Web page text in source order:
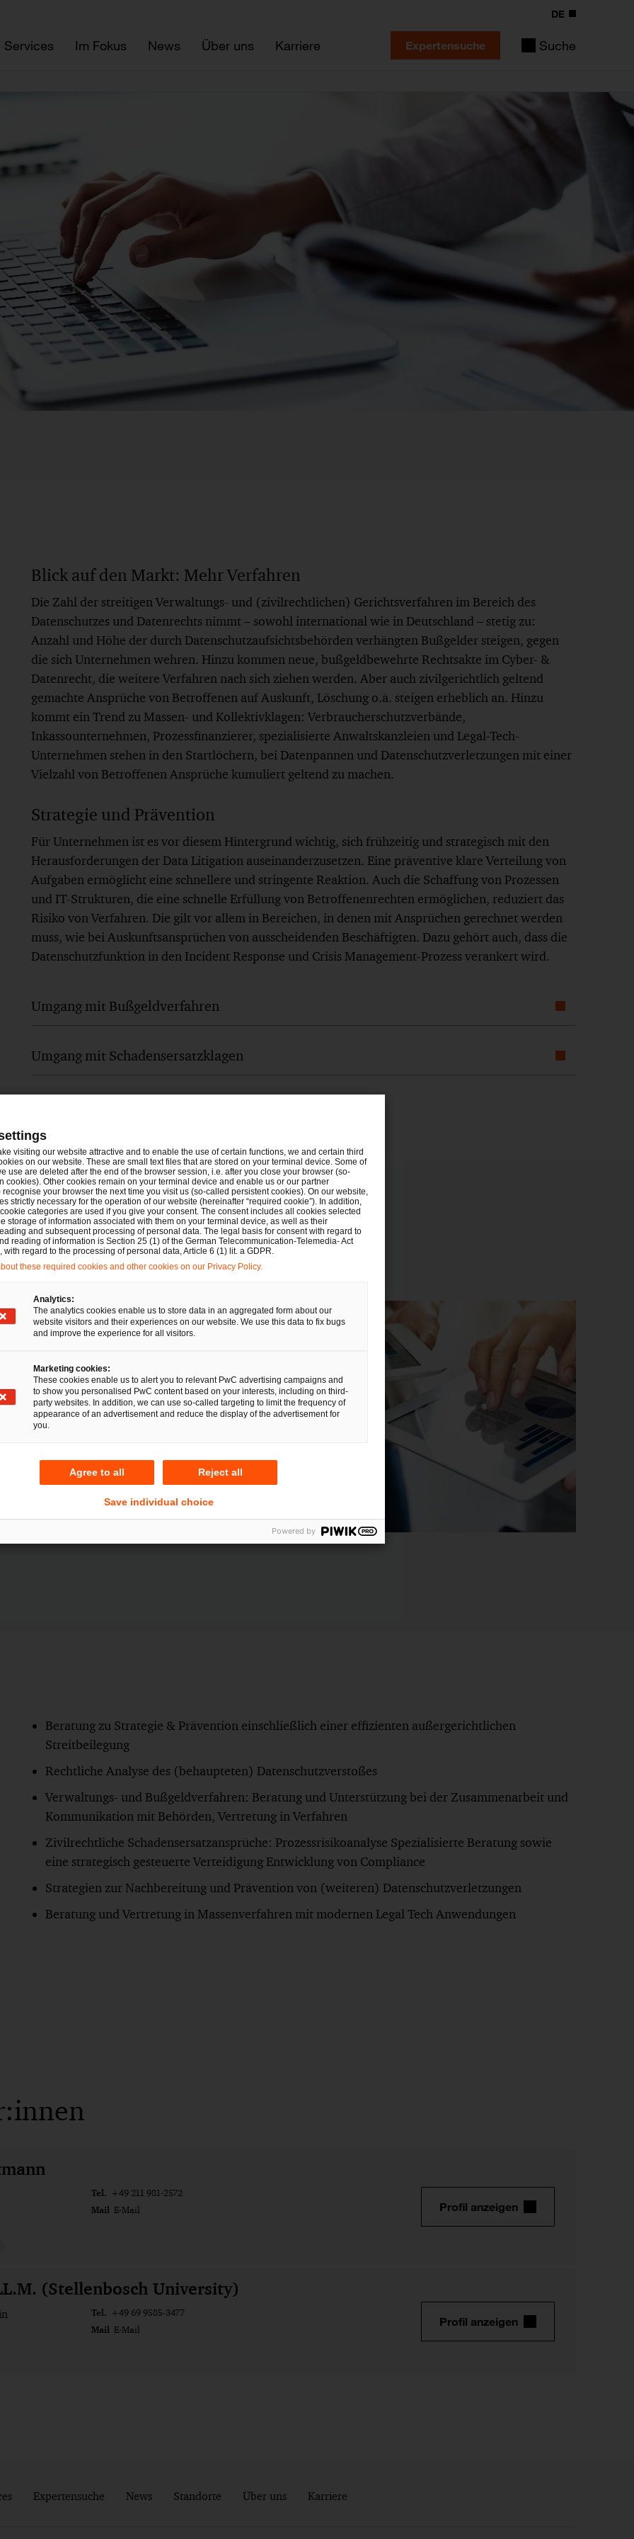
Services Im Fokus News Über uns Karriere
DE
Expertensuche Suche
Blick auf den Markt: Mehr Verfahren
Die Zahl der streitigen Verwaltungs- und (zivilrechtlichen) Gerichtsverfahren im Bereich des
Datenschutzes und Datenrechts nimmt – sowohl international wie in Deutschland – stetig zu:
Anzahl und Höhe der durch Datenschutzaufsichtsbehörden verhängten Bußgelder steigen, gegen
die sich Unternehmen wehren. Hinzu kommen neue, bußgeldbewehrte Rechtsakte im Cyber- &
Datenrecht, die weitere Verfahren nach sich ziehen werden. Aber auch zivilgerichtlich geltend
gemachte Ansprüche von Betroffenen auf Auskunft, Löschung o.ä. steigen erheblich an. Hinzu
kommt ein Trend zu Massen- und Kollektivklagen: Verbraucherschutzverbände,
Inkassounternehmen, Prozessfinanzierer, spezialisierte Anwaltskanzleien und Legal-Tech-
Unternehmen stehen in den Startlöchern, bei Datenpannen und Datenschutzverletzungen mit einer
Vielzahl von Betroffenen Ansprüche kumuliert geltend zu machen.
Strategie und Prävention
Für Unternehmen ist es vor diesem Hintergrund wichtig, sich frühzeitig und strategisch mit den
Herausforderungen der Data Litigation auseinanderzusetzen. Eine präventive klare Verteilung von
Aufgaben ermöglicht eine schnellere und stringente Reaktion. Auch die Schaffung von Prozessen
und IT-Strukturen, die eine schnelle Erfüllung von Betroffenenrechten ermöglichen, reduziert das
Risiko von Verfahren. Die gilt vor allem in Bereichen, in denen mit Ansprüchen gerechnet werden
muss, wie bei Auskunftsansprüchen von ausscheidenden Beschäftigten. Dazu gehört auch, dass die
Datenschutzfunktion in den Incident Response und Crisis Management-Prozess verankert wird.
Umgang mit Bußgeldverfahren
Umgang mit Schadensersatzklagen
von Legal Tech
Risiken für Unternehmen.
Knopfdruck“ geltend zu
potenzieller Kläger zusammen
Das Problem: Durch die große
entstehen erhebliche
müssen gesichtet,
viel Personal. Mit der
technologisch efﬁziente
Unsere Mandanten sparen
den vollen Überblick über
Beratung zu Strategie & Prävention einschließlich einer effizienten außergerichtlichen
Streitbeilegung
Rechtliche Analyse des (behaupteten) Datenschutzverstoßes
Verwaltungs- und Bußgeldverfahren: Beratung und Unterstützung bei der Zusammenarbeit und
Kommunikation mit Behörden, Vertretung in Verfahren
Zivilrechtliche Schadensersatzansprüche: Prozessrisikoanalyse Spezialisierte Beratung sowie
eine strategisch gesteuerte Verteidigung Entwicklung von Compliance
Strategien zur Nachbereitung und Prävention von (weiteren) Datenschutzverletzungen
Beratung und Vertretung in Massenverfahren mit modernen Legal Tech Anwendungen
Tel. +49 211 981-2572
Mail E-Mail
Profil anzeigen
(Stellenbosch University)
Tel. +49 69 9585-3477
Mail E-Mail
Profil anzeigen
Expertensuche News Standorte Über uns Karriere
visiting our website attractive and to enable the use of certain functions, we and certain third
on our website. These are small text files that are stored on your terminal device. Some of
use are deleted after the end of the browser session, i.e. after you close your browser (so-
cookies). Other cookies remain on your terminal device and enable us or our partner
recognise your browser the next time you visit us (so-called persistent cookies). On our website,
strictly necessary for the operation of our website (hereinafter “required cookie”). In addition,
categories are used if you give your consent. The consent includes all cookies selected
storage of information associated with them on your terminal device, as well as their
and subsequent processing of personal data. The legal basis for consent with regard to
reading of information is Section 25 (1) of the German Telecommunication-Telemedia- Act
with regard to the processing of personal data, Article 6 (1) lit. a GDPR.
these required cookies and other cookies on our Privacy Policy.
Analytics:
The analytics cookies enable us to store data in an aggregated form about our
website visitors and their experiences on our website. We use this data to fix bugs
and improve the experience for all visitors.
Marketing cookies:
These cookies enable us to alert you to relevant PwC advertising campaigns and
to show you personalised PwC content based on your interests, including on third-
party websites. In addition, we can use so-called targeting to limit the frequency of
appearance of an advertisement and reduce the display of the advertisement for
you.
Agree to all Reject all
Save individual choice
Powered by